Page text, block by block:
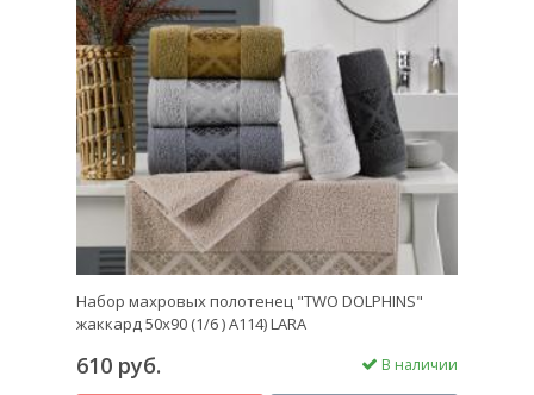
Набор махровых полотенец "TWO DOLPHINS"
жаккард 50х90 (1/6 ) A114) LARA
610 руб. В наличии